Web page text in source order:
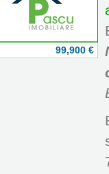
99,900 €